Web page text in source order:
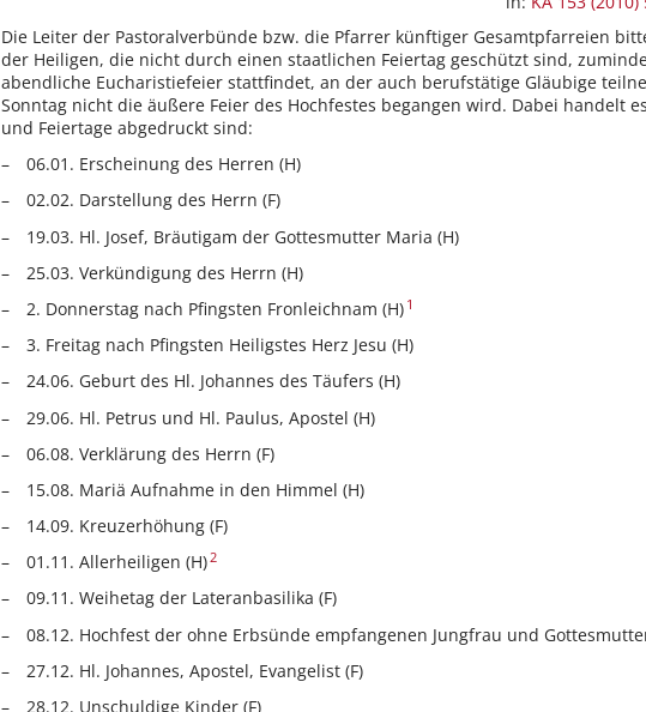
Die Leiter der Pastoralverbünde bzw. die Pfarrer künftiger Gesamtpfarreien
der Heiligen, die nicht durch einen staatlichen Feiertag geschützt sind,
abendliche Eucharistiefeier stattfindet, an der auch berufstätige Gläubige
Sonntag nicht die äußere Feier des Hochfestes begangen wird. Dabei handelt
und Feiertage abgedruckt sind:
06.01. Erscheinung des Herren (H)
02.02. Darstellung des Herrn (F)
19.03. Hl. Josef, Bräutigam der Gottesmutter Maria (H)
25.03. Verkündigung des Herrn (H)
2. Donnerstag nach Pfingsten Fronleichnam (H) 1
3. Freitag nach Pfingsten Heiligstes Herz Jesu (H)
24.06. Geburt des Hl. Johannes des Täufers (H)
29.06. Hl. Petrus und Hl. Paulus, Apostel (H)
06.08. Verklärung des Herrn (F)
15.08. Mariä Aufnahme in den Himmel (H)
14.09. Kreuzerhöhung (F)
01.11. Allerheiligen (H)2
09.11. Weihetag der Lateranbasilika (F)
08.12. Hochfest der ohne Erbsünde empfangenen Jungfrau und
27.12. Hl. Johannes, Apostel, Evangelist (F)
28.12. Unschuldige Kinder (F)